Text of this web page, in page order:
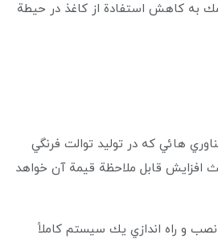
كاهش استفادة از كاغذ در حيطة
هائي كه در تولید توالت فرنگي
افزایش قابل ملاحظة قيمة آن خواهد
و راه اندازي يك سيستم كاملاً